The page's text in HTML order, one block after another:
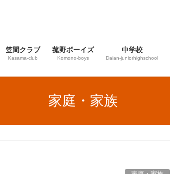
笠間クラブ
Kasama-club
菰野ボーイズ
Komono-boys
中学校
Daian‐juniorhighschool
家庭・家族